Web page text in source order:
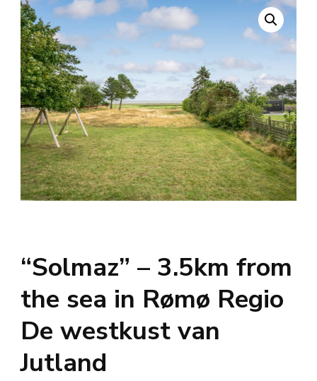
“Solmaz” – 3.5km from
the sea in Rømø Regio
De westkust van
Jutland